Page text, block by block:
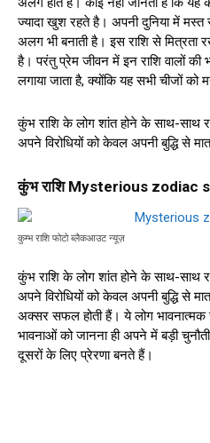
ज्यादा खुश रहते है। अपनी दुनिया में
अलग भी बनाती है। इस राशि से
है। परंतु प्रेम जीवन में इन राशि वालों
लगाया जाता है, क्योंकि यह सभी चीजों
कुंभ राशि के लोग शांत होने के साथ-साथ
अपने विरोधियों को केवल अपनी बुद्धि से
कुंभ राशि Mysterious zodiac
कुम्भ राशि फोटो ब्लैकआउट न्यूज़
कुंभ राशि के लोग शांत होने के साथ-साथ
अपने विरोधियों को केवल अपनी बुद्धि से
अक्सर सफल होती हैं। ये लोग
भावनाओं को जानना ही अपने में बड़ी
दूसरों के लिए प्रेरणा बनते हैं।